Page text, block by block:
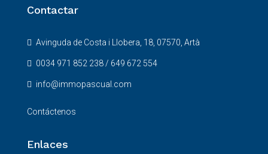
Contactar
Avinguda de Costa i Llobera, 18, 07570, Artà
0034 971 852 238 / 649 672 554
info@immopascual.com
Contáctenos
Enlaces